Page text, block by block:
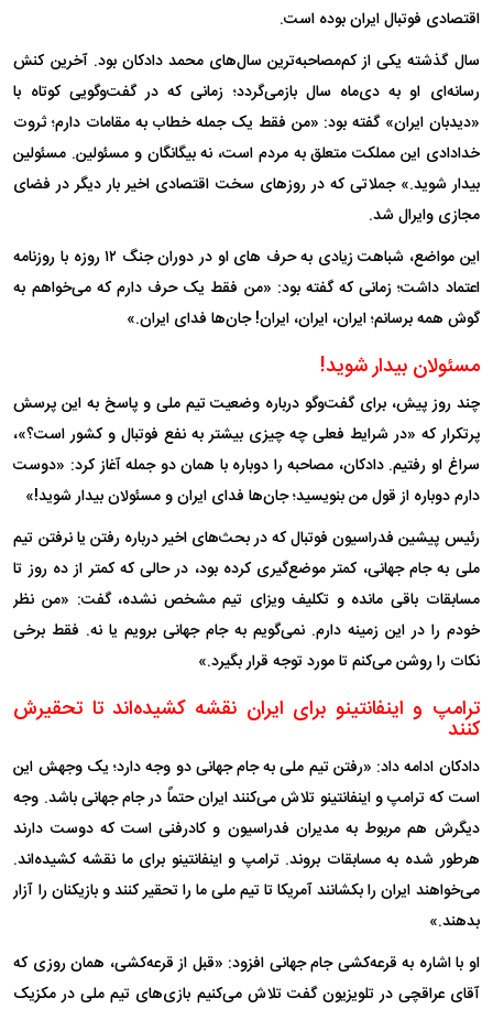
اقتصادی فوتبال ایران بوده است.
سال گذشته یکی از کم‌مصاحبه‌ترین سال‌های محمد دادکان بود. آخرین کنش
رسانه‌ای او به دی‌ماه سال بازمی‌گردد؛ زمانی که در گفت‌وگویی کوتاه با
«دیدبان ایران» گفته بود: «من فقط یک جمله خطاب به مقامات دارم؛ ثروت
خدادادی این مملکت متعلق به مردم است، نه بیگانگان و مسئولین. مسئولین
بیدار شوید.» جملاتی که در روزهای سخت اقتصادی اخیر بار دیگر در فضای
مجازی وایرال شد.
این مواضع، شباهت زیادی به حرف های او در دوران جنگ ۱۲ روزه با روزنامه
اعتماد داشت؛ زمانی که گفته بود: «من فقط یک حرف دارم که می‌خواهم به
گوش همه برسانم؛ ایران، ایران، ایران! جان‌ها فدای ایران.»
مسئولان بیدار شوید!
چند روز پیش، برای گفت‌وگو درباره وضعیت تیم ملی و پاسخ به این پرسش
پرتکرار که «در شرایط فعلی چه چیزی بیشتر به نفع فوتبال و کشور است؟»،
سراغ او رفتیم. دادکان، مصاحبه را دوباره با همان دو جمله آغاز کرد: «دوست
دارم دوباره از قول من بنویسید؛ جان‌ها فدای ایران و مسئولان بیدار شوید!»
رئیس پیشین فدراسیون فوتبال که در بحث‌های اخیر درباره رفتن یا نرفتن تیم
ملی به جام جهانی، کمتر موضع‌گیری کرده بود، در حالی که کمتر از ده روز تا
مسابقات باقی مانده و تکلیف ویزای تیم مشخص نشده، گفت: «من نظر
خودم را در این زمینه دارم. نمی‌گویم به جام جهانی برویم یا نه. فقط برخی
نکات را روشن می‌کنم تا مورد توجه قرار بگیرد.»
ترامپ و اینفانتینو برای ایران نقشه کشیده‌اند تا تحقیرش
کنند
دادکان ادامه داد: «رفتن تیم ملی به جام جهانی دو وجه دارد؛ یک وجهش این
است که ترامپ و اینفانتینو تلاش می‌کنند ایران حتماً در جام جهانی باشد. وجه
دیگرش هم مربوط به مدیران فدراسیون و کادرفنی است که دوست دارند
هرطور شده به مسابقات بروند. ترامپ و اینفانتینو برای ما نقشه کشیده‌اند.
می‌خواهند ایران را بکشانند آمریکا تا تیم ملی ما را تحقیر کنند و بازیکنان را آزار
بدهند.»
او با اشاره به قرعه‌کشی جام جهانی افزود: «قبل از قرعه‌کشی، همان روزی که
آقای عراقچی در تلویزیون گفت تلاش می‌کنیم بازی‌های تیم ملی در مکزیک